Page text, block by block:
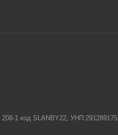
1 код SLANBY22, УНП:291289175